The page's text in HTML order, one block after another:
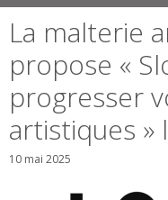
La malterie
propose «
progresser
artistiques »
10 mai 2025